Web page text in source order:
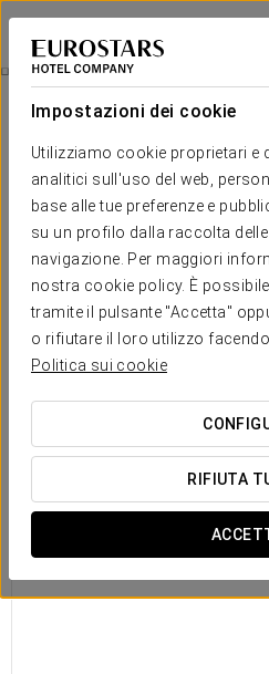
Impostazioni dei cookie
Utilizziamo cookie proprietari e
analitici sull'uso del web,
base alle tue preferenze e
su un profilo dalla raccolta
navigazione. Per maggiori
nostra cookie policy. È
tramite il pulsante "Accetta"
o rifiutare il loro utilizzo
Politica sui cookie
RIFIUTA
Crisol Belle Epoque
CANNES
Colazioni